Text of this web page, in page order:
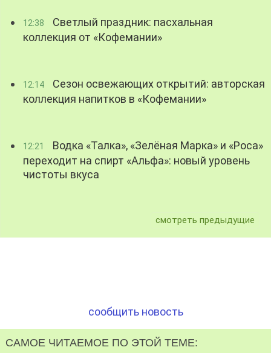
12:38
Светлый праздник: пасхальная
коллекция от «Кофемании»
12:14
Сезон освежающих открытий: авторская
коллекция напитков в «Кофемании»
12:21
Водка «Талка», «Зелёная Марка» и «Роса»
переходит на спирт «Альфа»: новый уровень
чистоты вкуса
смотреть предыдущие
сообщить новость
САМОЕ ЧИТАЕМОЕ ПО ЭТОЙ ТЕМЕ: